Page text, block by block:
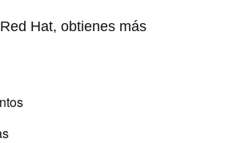
Hat, obtienes más